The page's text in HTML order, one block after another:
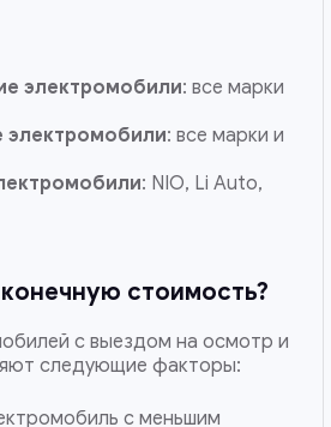
электромобили: все марки
электромобили: все марки и
: NIO, Li Auto,
стоимость?
с выездом на осмотр и
следующие факторы:
с меньшим